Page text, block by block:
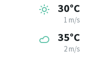
30°C
1 m/s
35°C
2 m/s